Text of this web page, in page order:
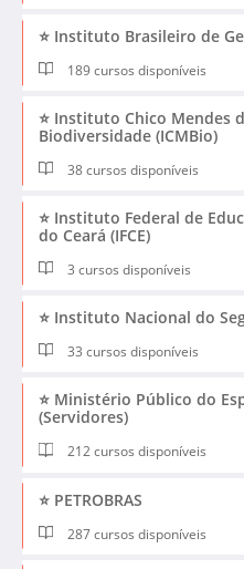
⭐ Instituto Brasileiro de
189 cursos disponíveis
⭐ Instituto Chico Mendes
Biodiversidade (ICMBio)
38 cursos disponíveis
⭐ Instituto Federal de
do Ceará (IFCE)
3 cursos disponíveis
⭐ Instituto Nacional do
33 cursos disponíveis
⭐ Ministério Público do
(Servidores)
212 cursos disponíveis
⭐ PETROBRAS
287 cursos disponíveis